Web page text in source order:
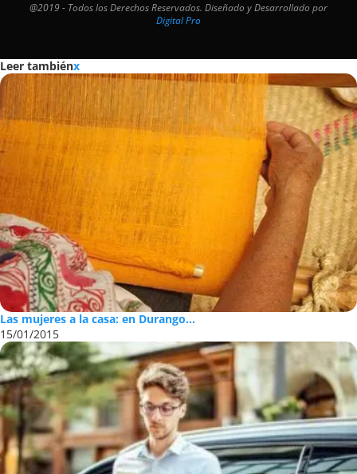
@2019 - Todos los Derechos Reservados. Diseñado y Desarrollado por
Digital Pro
Leer tambiénx
Las mujeres a la casa: en Durango...
15/01/2015